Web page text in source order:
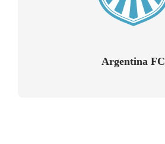
Argentina FC